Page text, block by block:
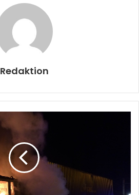
Redaktion